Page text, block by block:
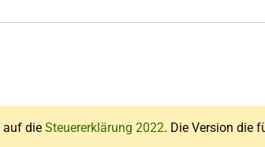
auf die Steuererklärung 2022. Die Version die